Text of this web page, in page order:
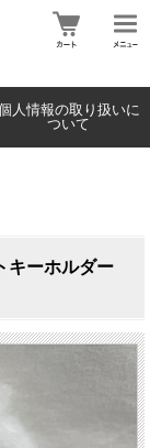
人情報の取り扱いに
ついて
キーホルダー